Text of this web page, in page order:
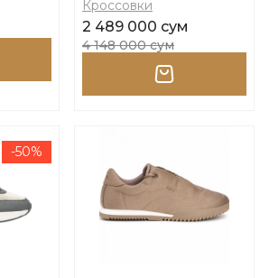
Кроссовки
2 489 000 сум
4 148 000 сум
-50%